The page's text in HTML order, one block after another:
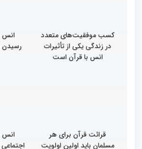
کسب موفقیت‌های متعدد
در زندگی یکی از تأثیرات
انس با قرآن است
انس
رسیدن
قرائت قرآن برای هر
مسلمان باید اولین اولویت
انس
اجتماعی